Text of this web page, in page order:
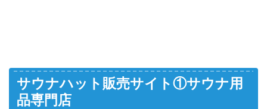
サウナハット販売サイト①サウナ用
品専門店